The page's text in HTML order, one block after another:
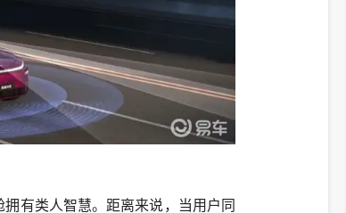
有类人智慧。距离来说，当用户同